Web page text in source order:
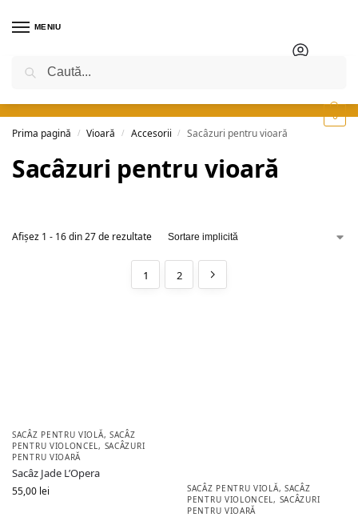
MENIU
0
Prima pagină
/ Vioară / Accesorii / Sacâzuri pentru vioară
Sacâzuri pentru vioară
Afișez 1 - 16 din 27 de rezultate
1 2
SACÂZ PENTRU VIOLĂ,SACÂZ
PENTRU VIOLONCEL, SACÂZURI
PENTRU VIOARĂ
Sacâz Jade L’Opera
55,00 lei SACÂZ PENTRU VIOLĂ,SACÂZ
PENTRU VIOLONCEL, SACÂZURI
PENTRU VIOARĂ